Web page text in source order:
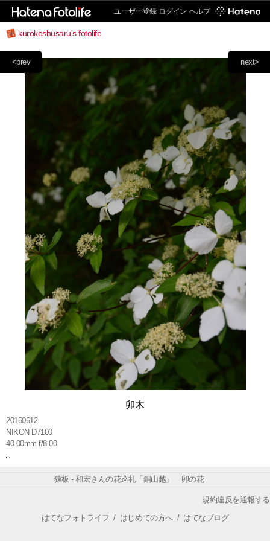
ユーザー登録 ログイン ヘルプ
kurokoshusaru's fotolife
next>
<prev
卯木
20160612
NIKON D7100
40.00mm f/8.00
猿板 - 和宏さんの花巡礼「銅山越」 卯の花
規約違反を通報する
はてなフォトライフ / はじめての方へ/ はてなブログ